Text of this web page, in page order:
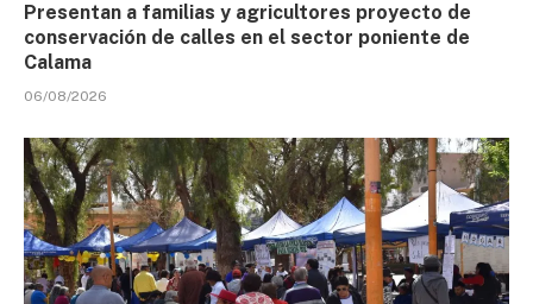
Presentan a familias y agricultores proyecto de
conservación de calles en el sector poniente de
Calama
06/08/2026